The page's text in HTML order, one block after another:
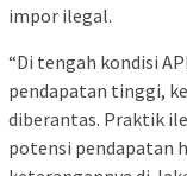
impor ilegal.
“Di tengah kondisi
pendapatan tinggi,
diberantas. Praktik
potensi pendapatan